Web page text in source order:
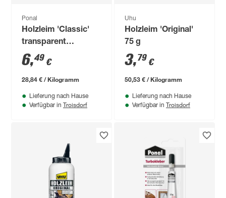
Ponal
Holzleim 'Classic'
transparent
trocknend 225 g
6,49 €
28,84 € / Kilogramm
Lieferung nach Hause
Verfügbar in Troisdorf
Uhu
Holzleim 'Original'
75 g
3,79 €
50,53 € / Kilogramm
Lieferung nach Hause
Verfügbar in Troisdorf